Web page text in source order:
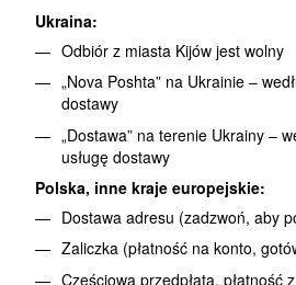
Ukraina:
Odbiór z miasta Kijów jest wolny
„Nova Poshta” na Ukrainie –
dostawy
„Dostawa” na terenie Ukrainy –
usługę dostawy
Polska, inne kraje europejskie:
Dostawa adresu (zadzwoń, aby
Zaliczka (płatność na konto,
Częściowa przedpłata, płatność